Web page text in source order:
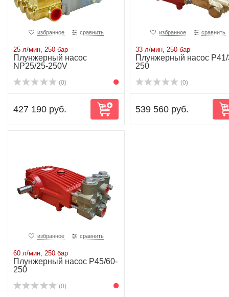
избранное сравнить
25 л/мин, 250 бар
Плунжерный насос
NP25/25-250V
(0)
427 190 руб.
избранное сравнить
33 л/мин, 250 бар
Плунжерный насос
250
(0)
539 560 руб.
избранное сравнить
60 л/мин, 250 бар
Плунжерный насос P45/60-
250
(0)